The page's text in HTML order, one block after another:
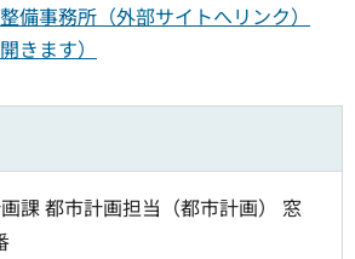
備事務所（外部サイトへリンク）
きます）
課 都市計画担当（都市計画） 窓